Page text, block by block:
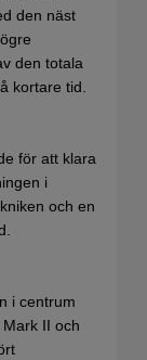
den näst
den totala
kortare tid.
för att klara
i
och en
i centrum
II och